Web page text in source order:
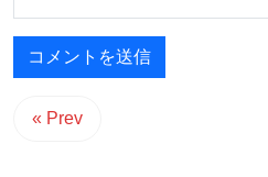
« Prev